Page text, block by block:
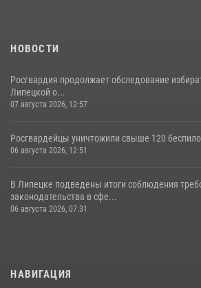
НОВОСТИ
Росгвардия продолжает обследование
Липецкой о...
07 августа 2026, 12:57
Росгвардейцы уничтожили свыше 120
06 августа 2026, 12:51
В Липецке подведены итоги соблюдения
законодательства в сфе...
06 августа 2026, 07:31
НАВИГАЦИЯ